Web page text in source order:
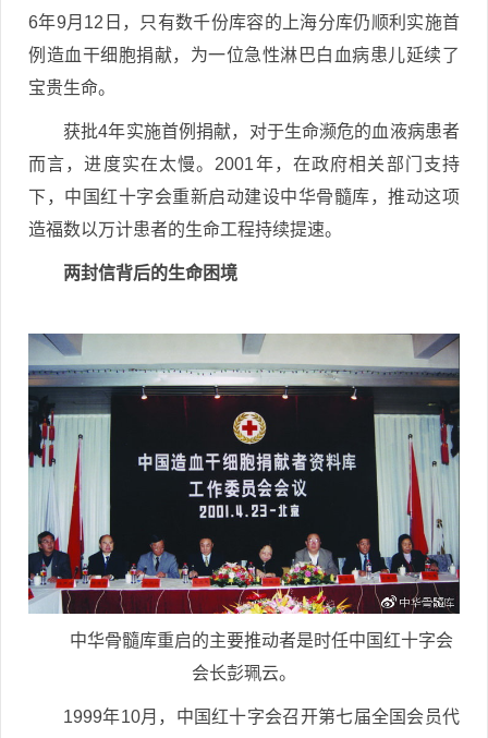
6年9月12日，只有数千份库容的上海分库仍顺利实施首
例造血干细胞捐献，为一位急性淋巴白血病患儿延续了
宝贵生命。
获批4年实施首例捐献，对于生命濒危的血液病患者
而言，进度实在太慢。2001年，在政府相关部门支持
下，中国红十字会重新启动建设中华骨髓库，推动这项
造福数以万计患者的生命工程持续提速。
两封信背后的生命困境
中华骨髓库重启的主要推动者是时任中国红十字会
会长彭珮云。
1999年10月，中国红十字会召开第七届全国会员代